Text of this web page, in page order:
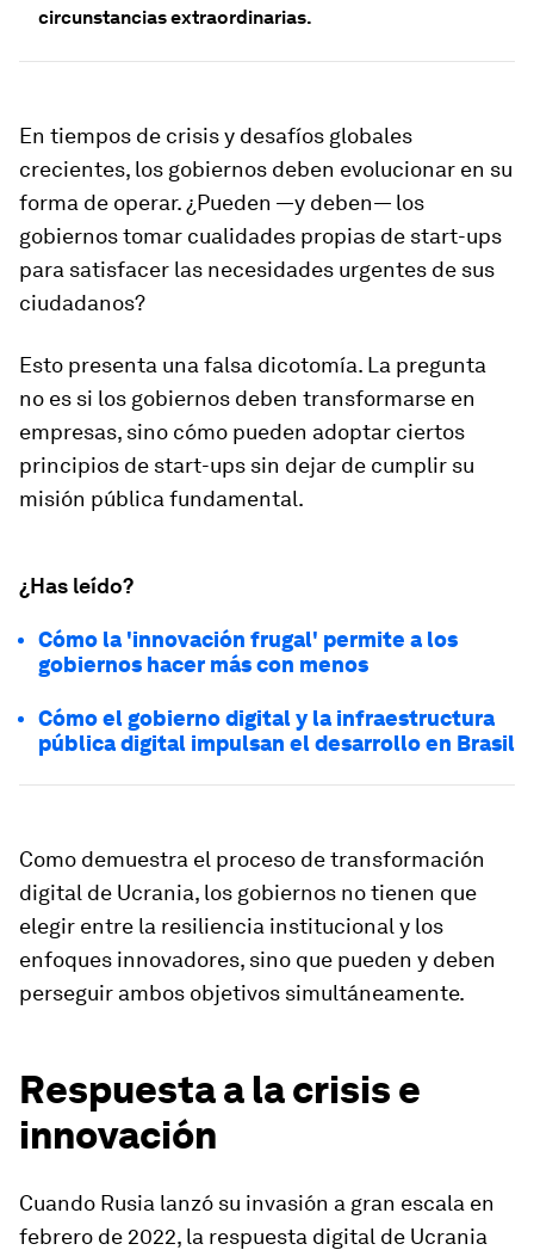
circunstancias extraordinarias.
En tiempos de crisis y desafíos globales
crecientes, los gobiernos deben evolucionar en su
forma de operar. ¿Pueden —y deben— los
gobiernos tomar cualidades propias de start-ups
para satisfacer las necesidades urgentes de sus
ciudadanos?
Esto presenta una falsa dicotomía. La pregunta
no es si los gobiernos deben transformarse en
empresas, sino cómo pueden adoptar ciertos
principios de start-ups sin dejar de cumplir su
misión pública fundamental.
¿Has leído?
Cómo la 'innovación frugal' permite a los
gobiernos hacer más con menos
Cómo el gobierno digital y la infraestructura
pública digital impulsan el desarrollo en Brasil
Como demuestra el proceso de transformación
digital de Ucrania, los gobiernos no tienen que
elegir entre la resiliencia institucional y los
enfoques innovadores, sino que pueden y deben
perseguir ambos objetivos simultáneamente.
Respuesta a la crisis e
innovación
Cuando Rusia lanzó su invasión a gran escala en
febrero de 2022, la respuesta digital de Ucrania